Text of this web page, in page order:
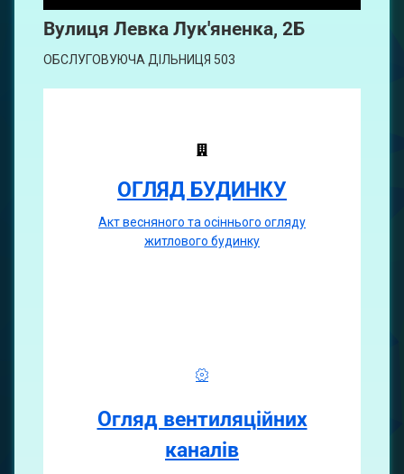
Вулиця Левка Лук'яненка, 2Б
ОБСЛУГОВУЮЧА ДІЛЬНИЦЯ 503
ОГЛЯД БУДИНКУ
Акт весняного та осіннього огляду
житлового будинку
Огляд вентиляційних
каналiв